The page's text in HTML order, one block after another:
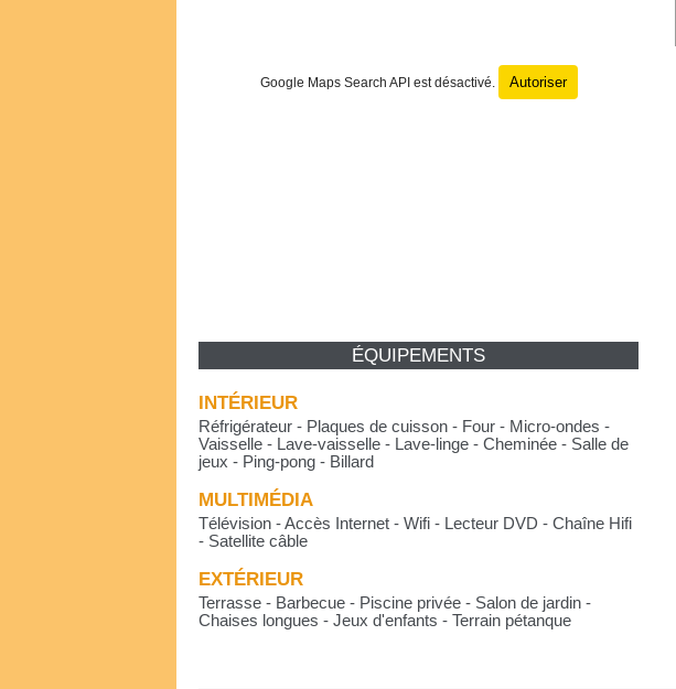
Google Maps Search API est désactivé. Autoriser
ÉQUIPEMENTS
INTÉRIEUR
Réfrigérateur - Plaques de cuisson - Four - Micro-ondes -
Vaisselle - Lave-vaisselle - Lave-linge - Cheminée - Salle de
jeux - Ping-pong - Billard
MULTIMÉDIA
Télévision - Accès Internet - Wifi - Lecteur DVD - Chaîne Hifi
- Satellite câble
EXTÉRIEUR
Terrasse - Barbecue - Piscine privée - Salon de jardin -
Chaises longues - Jeux d'enfants - Terrain pétanque